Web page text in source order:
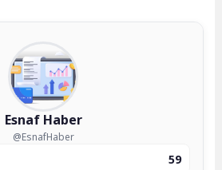
Esnaf Haber
@EsnafHaber
59